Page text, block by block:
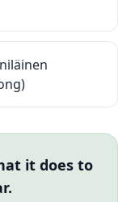
it does to